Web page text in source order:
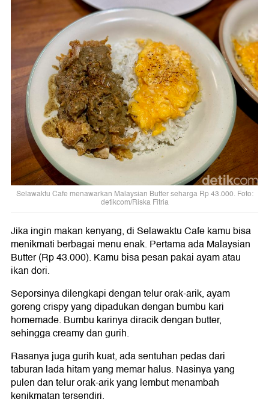
Selawaktu Cafe menawarkan Malaysian Butter seharga Rp 43.000. Foto:
detikcom/Riska Fitria
Jika ingin makan kenyang, di Selawaktu Cafe kamu bisa
menikmati berbagai menu enak. Pertama ada Malaysian
Butter (Rp 43.000). Kamu bisa pesan pakai ayam atau
ikan dori.
Seporsinya dilengkapi dengan telur orak-arik, ayam
goreng crispy yang dipadukan dengan bumbu kari
homemade. Bumbu karinya diracik dengan butter,
sehingga creamy dan gurih.
Rasanya juga gurih kuat, ada sentuhan pedas dari
taburan lada hitam yang memar halus. Nasinya yang
pulen dan telur orak-arik yang lembut menambah
kenikmatan tersendiri.